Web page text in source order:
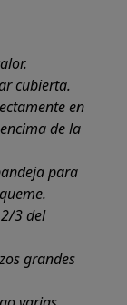
cubierta.
en
de la
para
3 del
grandes